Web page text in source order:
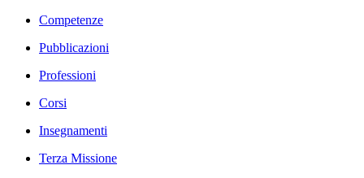
Competenze
Pubblicazioni
Professioni
Corsi
Insegnamenti
Terza Missione